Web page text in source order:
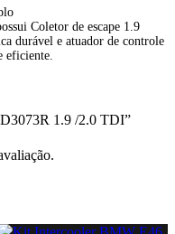
Coletor de escape 1.9
durável e atuador de controle
eficiente.
1.9 /2.0 TDI”